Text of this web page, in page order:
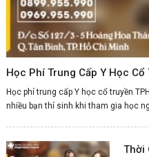
Học Phí Trung Cấp Y Học
Học phí trung cấp Y học cổ truyền
nhiều bạn thí sinh khi tham gia học
Thời